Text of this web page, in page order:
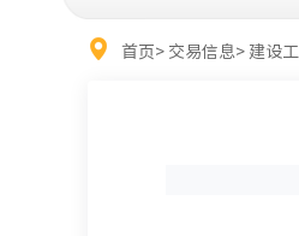
首页> 交易信息> 建设